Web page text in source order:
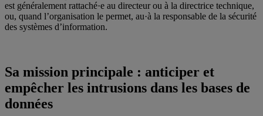
est généralement rattaché·e au directeur ou à la directrice technique,
ou, quand l’organisation le permet, au·à la responsable de la sécurité
des systèmes d’information.
Sa mission principale : anticiper et
empêcher les intrusions dans les bases de
données